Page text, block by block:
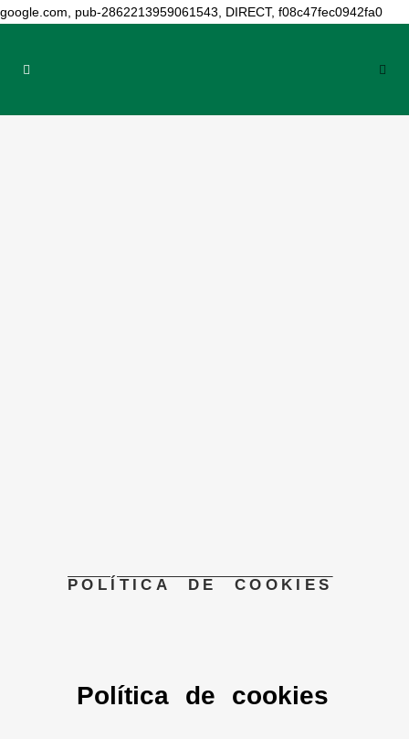
google.com, pub-2862213959061543, DIRECT, f08c47fec0942fa0
POLÍTICA DE COOKIES
Política de cookies